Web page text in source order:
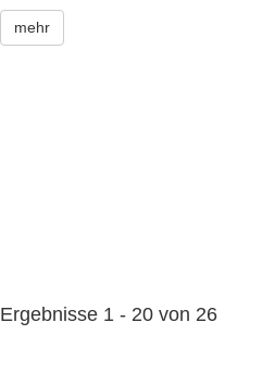
mehr
Ergebnisse 1 - 20 von 26